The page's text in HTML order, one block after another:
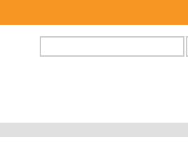
FORMULAIRE DE